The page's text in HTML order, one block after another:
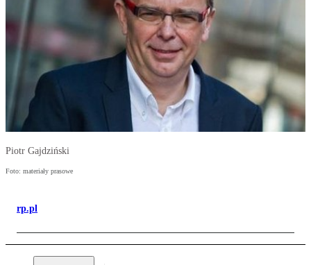
Piotr Gajdziński
Foto: materiały prasowe
rp.pl